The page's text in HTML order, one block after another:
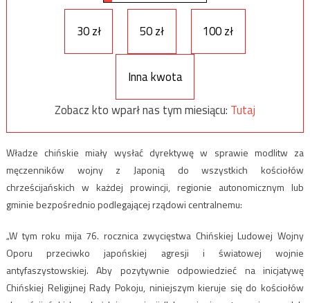
30 zł 50 zł 100 zł
Inna kwota
Zobacz kto wparł nas tym miesiącu: Tutaj
Władze chińskie miały wysłać dyrektywę w sprawie modlitw za
męczenników wojny z Japonią do wszystkich kościołów
chrześcijańskich w każdej prowincji, regionie autonomicznym lub
gminie bezpośrednio podlegającej rządowi centralnemu:
„W tym roku mija 76. rocznica zwycięstwa Chińskiej Ludowej Wojny
Oporu przeciwko japońskiej agresji i światowej wojnie
antyfaszystowskiej. Aby pozytywnie odpowiedzieć na inicjatywę
Chińskiej Religijnej Rady Pokoju, niniejszym kieruje się do kościołów